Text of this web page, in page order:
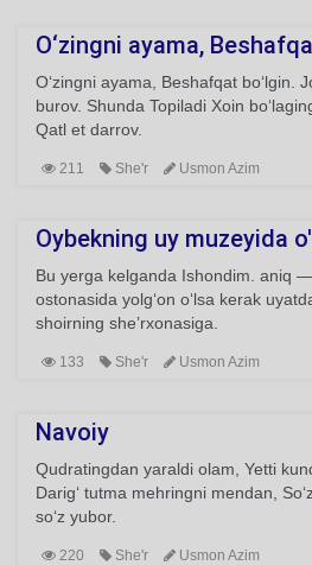
O‘zingni ayama,
O‘zingni ayama, Beshafqat bo‘lgin.
burov. Shunda Topiladi Xoin
Qatl et darrov.
211 She'r Usmon Azim
Oybekning uy muzeyida
Bu yerga kelganda Ishondim. aniq
ostonasida yolg‘on o‘lsa kerak
shoirning she’rxonasiga.
133 She'r Usmon Azim
Navoiy
Qudratingdan yaraldi olam, Yetti
Darig‘ tutma mehringni mendan,
so‘z yubor.
220 She'r Usmon Azim